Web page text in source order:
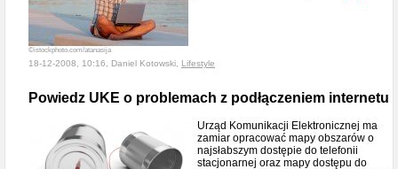
©istockphoto.com/atanasija
18-12-2008, 10:16, Daniel Kotowski, Lifestyle
Powiedz UKE o problemach z podłączeniem internetu
Urząd Komunikacji Elektronicznej ma
zamiar opracować mapy obszarów o
najsłabszym dostępie do telefonii
stacjonarnej oraz mapy dostępu do